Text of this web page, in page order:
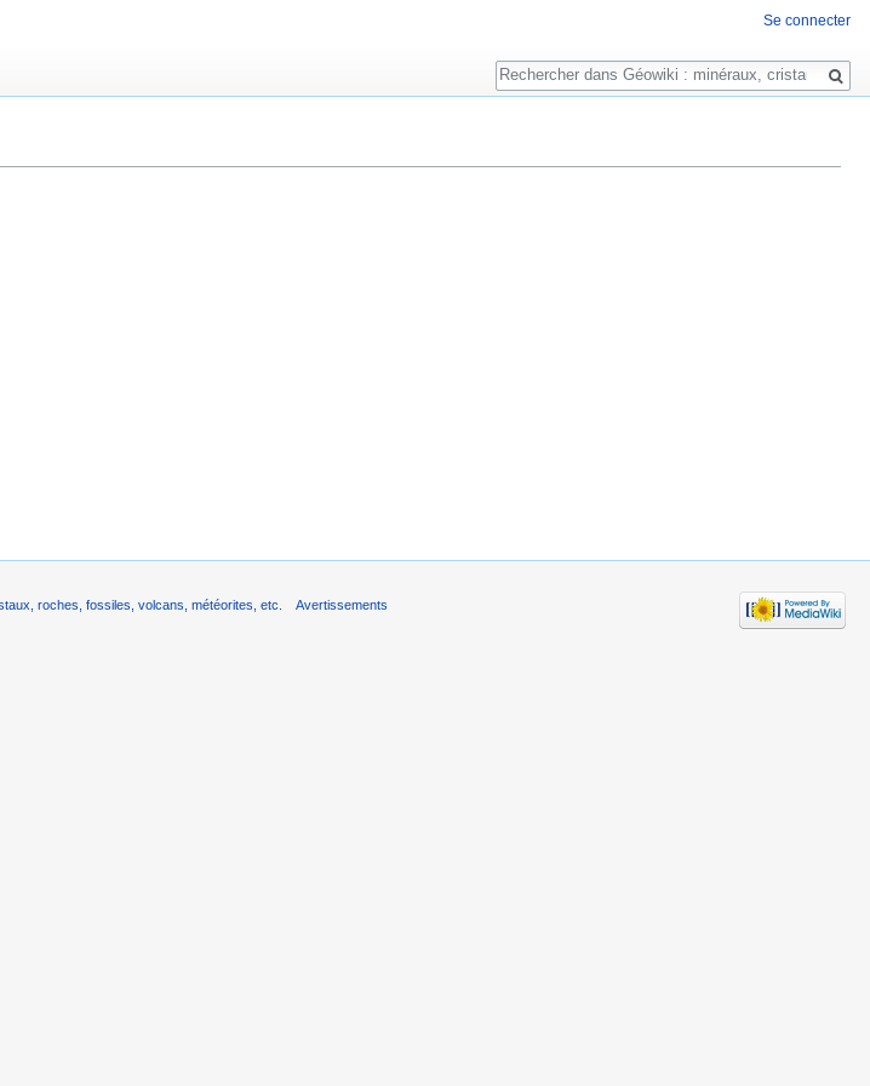
Se connecter
Rechercher
roches, fossiles, volcans, météorites, etc. Avertissements